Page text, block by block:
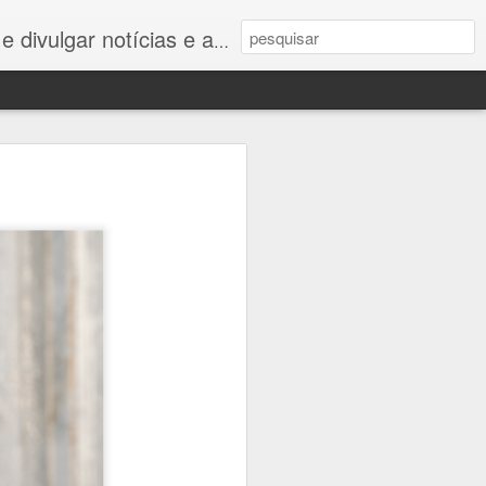
e nem este é um blog jornalístico.
defesa:
bicentenário das
e ciberespaço